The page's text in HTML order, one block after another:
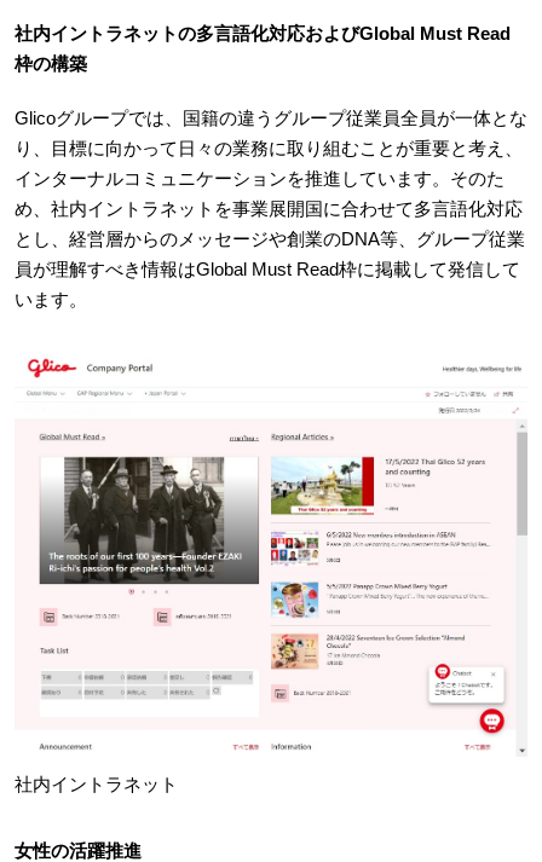
社内イントラネットの多言語化対応およびGlobal Must Read
枠の構築
Glicoグループでは、国籍の違うグループ従業員全員が一体とな
り、目標に向かって日々の業務に取り組むことが重要と考え、
インターナルコミュニケーションを推進しています。そのた
め、社内イントラネットを事業展開国に合わせて多言語化対応
とし、経営層からのメッセージや創業のDNA等、グループ従業
員が理解すべき情報はGlobal Must Read枠に掲載して発信して
います。
社内イントラネット
女性の活躍推進